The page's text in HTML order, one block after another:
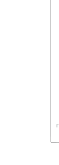
「